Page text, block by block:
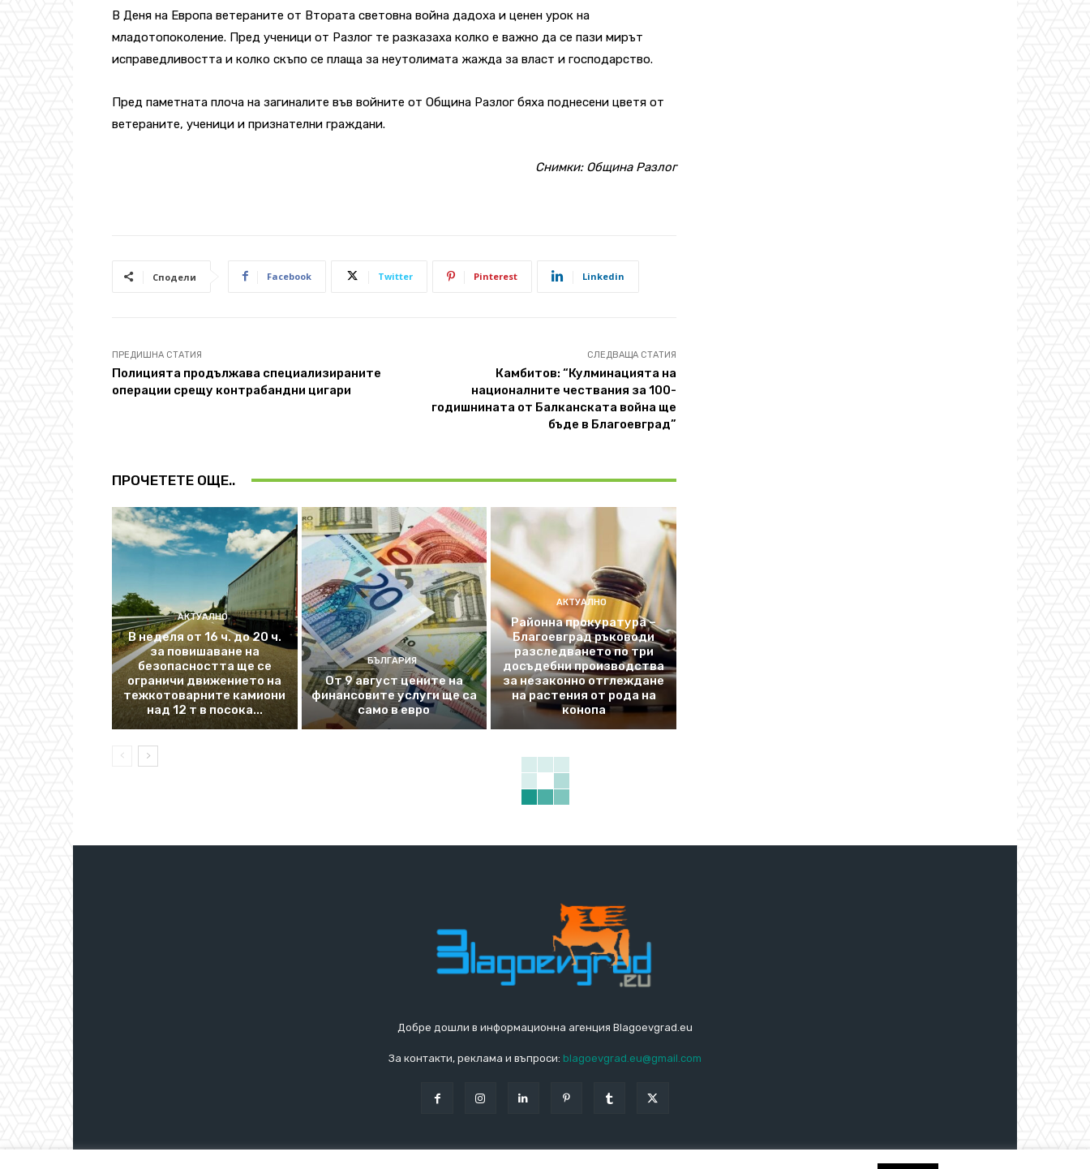
В Деня на Европа ветераните от Втората световна война дадоха и ценен урок на
младотопоколение. Пред ученици от Разлог те разказаха колко е важно да се пази мирът
исправедливостта и колко скъпо се плаща за неутолимата жажда за власт и господарство.
Пред паметната плоча на загиналите във войните от Община Разлог бяха поднесени цветя от
ветераните, ученици и признателни граждани.
Снимки: Община Разлог
Сподели Facebook Twitter Pinterest Linkedin
ПРЕДИШНА СТАТИЯ
Полицията продължава специализираните
операции срещу контрабандни цигари
СЛЕДВАЩА СТАТИЯ
Камбитов: “Кулминацията на
националните чествания за 100-
годишнината от Балканската война ще
бъде в Благоевград”
ПРОЧЕТЕТЕ ОЩЕ..
АКТУАЛНО
В неделя от 16 ч. до 20 ч.
за повишаване на
безопасността ще се
ограничи движението на
тежкотоварните камиони
над 12 т в посока...
БЪЛГАРИЯ
От 9 август цените на
финансовите услуги ще са
само в евро
АКТУАЛНО
Районна прокуратура –
Благоевград ръководи
разследването по три
досъдебни производства
за незаконно отглеждане
на растения от рода на
конопа
Добре дошли в информационна агенция Blagoevgrad.eu
За контакти, реклама и въпроси: blagoevgrad.eu@gmail.com